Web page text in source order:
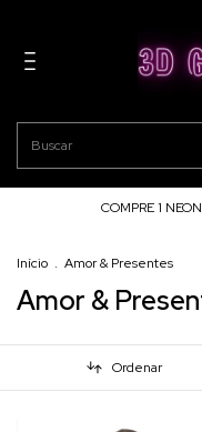
COMPRE 1
Início . Amor & Presentes
Amor &
Ordenar